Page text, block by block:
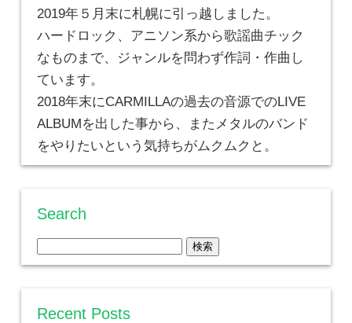
2019年５月末に札幌に引っ越しました。
ハードロック、アニソン系から歌謡曲チック
なものまで、ジャンルを問わず作詞・作曲し
ています。
2018年末にCARMILLAの過去の音源でのLIVE
ALBUMを出した事から、またメタルのバンド
をやりたいという気持ちがムクムクと。
Search
索:
Recent Posts